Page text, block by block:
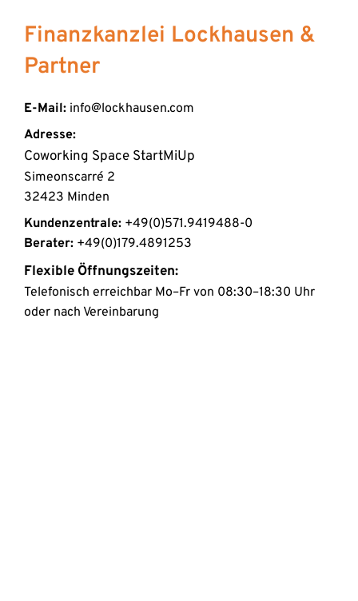
helfen, das passende Angebot zu finden.
Finanzkanzlei Lockhausen &
Partner
E-Mail: info@lockhausen.com
Adresse:
Coworking Space StartMiUp
Simeonscarré 2
32423 Minden
Kundenzentrale: +49(0)571.9419488-0
Berater: +49(0)179.4891253
Flexible Öffnungszeiten:
Telefonisch erreichbar Mo–Fr von 08:30–18:30 Uhr
oder nach Vereinbarung